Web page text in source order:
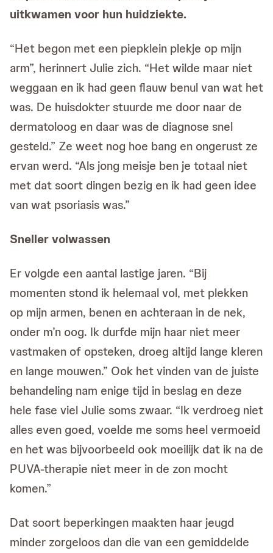
uitkwamen voor hun huidziekte.
“Het begon met een piepklein plekje op mijn
arm”, herinnert Julie zich. “Het wilde maar niet
weggaan en ik had geen flauw benul van wat het
was. De huisdokter stuurde me door naar de
dermatoloog en daar was de diagnose snel
gesteld.” Ze weet nog hoe bang en ongerust ze
ervan werd. “Als jong meisje ben je totaal niet
met dat soort dingen bezig en ik had geen idee
van wat psoriasis was.”
Sneller volwassen
Er volgde een aantal lastige jaren. “Bij
momenten stond ik helemaal vol, met plekken
op mijn armen, benen en achteraan in de nek,
onder m’n oog. Ik durfde mijn haar niet meer
vastmaken of opsteken, droeg altijd lange kleren
en lange mouwen.” Ook het vinden van de juiste
behandeling nam enige tijd in beslag en deze
hele fase viel Julie soms zwaar. “Ik verdroeg niet
alles even goed, voelde me soms heel vermoeid
en het was bijvoorbeeld ook moeilijk dat ik na de
PUVA-therapie niet meer in de zon mocht
komen.”
Dat soort beperkingen maakten haar jeugd
minder zorgeloos dan die van een gemiddelde